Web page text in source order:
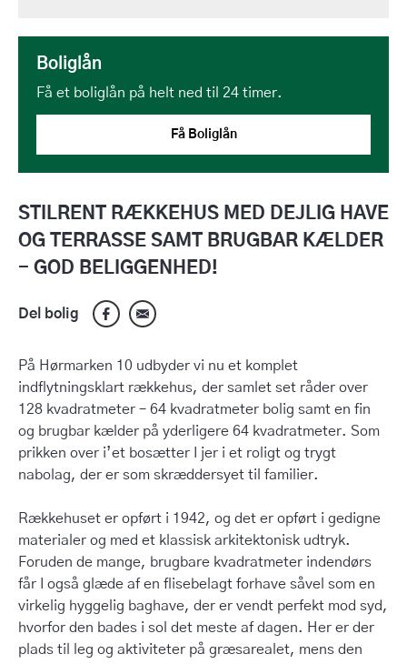
STILRENT RÆKKEHUS MED DEJLIG HAVE
OG TERRASSE SAMT BRUGBAR KÆLDER
- GOD BELIGGENHED!
Del bolig
På Hørmarken 10 udbyder vi nu et komplet
indflytningsklart rækkehus, der samlet set råder over
128 kvadratmeter – 64 kvadratmeter bolig samt en fin
og brugbar kælder på yderligere 64 kvadratmeter. Som
prikken over i’et bosætter I jer i et roligt og trygt
nabolag, der er som skræddersyet til familier.
Rækkehuset er opført i 1942, og det er opført i gedigne
materialer og med et klassisk arkitektonisk udtryk.
Foruden de mange, brugbare kvadratmeter indendørs
får I også glæde af en flisebelagt forhave såvel som en
virkelig hyggelig baghave, der er vendt perfekt mod syd,
hvorfor den bades i sol det meste af dagen. Her er der
plads til leg og aktiviteter på græsarealet, mens den
Boliglån
Få et boliglån på helt ned til 24 timer.
Få Boliglån